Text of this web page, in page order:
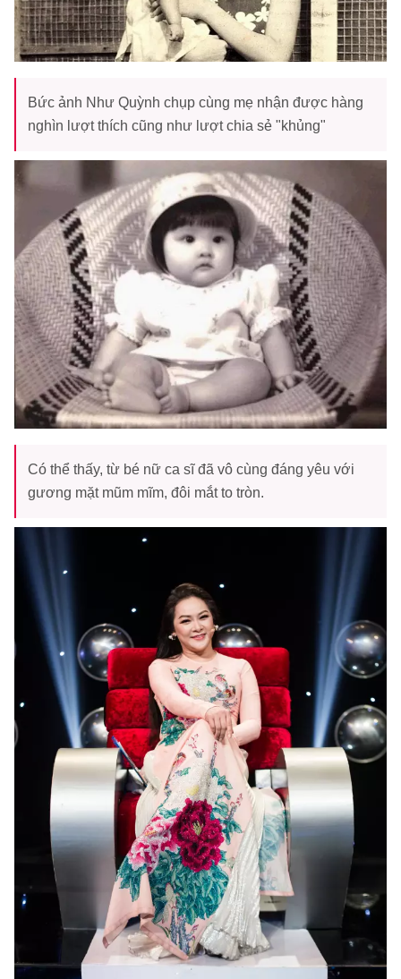
Bức ảnh Như Quỳnh chụp cùng mẹ nhận được hàng
nghìn lượt thích cũng như lượt chia sẻ "khủng"
Có thể thấy, từ bé nữ ca sĩ đã vô cùng đáng yêu với
gương mặt mũm mĩm, đôi mắt to tròn.